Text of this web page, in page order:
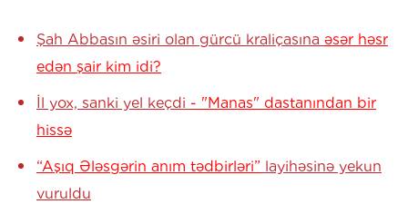
Şah Abbasın əsiri olan gürcü kraliçasına əsər həsr
edən şair kim idi?
İl yox, sanki yel keçdi - "Manas" dastanından bir
hissə
“Aşıq Ələsgərin anım tədbirləri” layihəsinə yekun
vuruldu